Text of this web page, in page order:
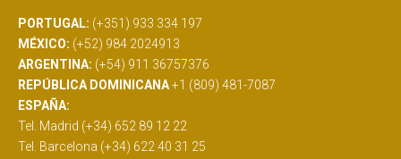
PORTUGAL: (+351) 933 334 197
MÉXICO: (+52) 984 2024913
ARGENTINA: (+54) 911 36757376
REPÚBLICA DOMINICANA+1 (809) 481-7087
ESPAÑA:
Tel. Madrid (+34) 652 89 12 22
Tel. Barcelona (+34) 622 40 31 25